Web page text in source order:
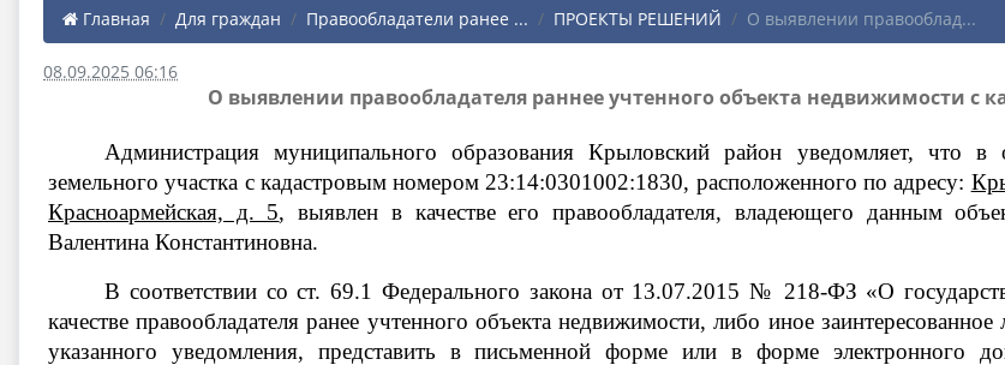
Главная Для граждан Правообладатели ранее ... ПРОЕКТЫ РЕШЕНИЙ О выявлении правооблад...
08.09.2025 06:16
О выявлении правообладателя раннее учтенного объекта недвижимости с
Администрация муниципального образования Крыловский район уведомляет, что
земельного участка с кадастровым номером 23:14:0301002:1830, расположенного по адресу:
Красноармейская, д. 5,выявлен в качестве его правообладателя, владеющего данным
Валентина Константиновна.
В соответствии со ст. 69.1 Федерального закона от 13.07.2015 № 218-ФЗ «О
качестве правообладателя ранее учтенного объекта недвижимости, либо иное
указанного уведомления, представить в письменной форме или в форме электронного